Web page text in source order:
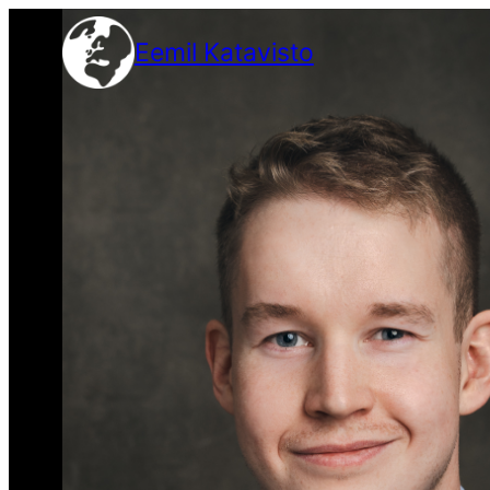
Siirry
sisältöön
Eemil Katavisto